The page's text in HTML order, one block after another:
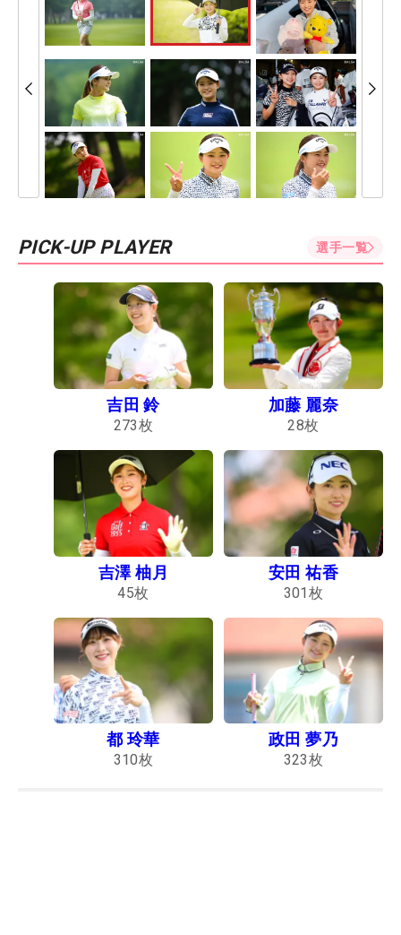
PICK-UP PLAYER 選手一覧
吉田 鈴
273枚
加藤 麗奈
28枚
吉澤 柚月
45枚
安田 祐香
301 枚
都 玲華
310枚
政田 夢乃
323枚